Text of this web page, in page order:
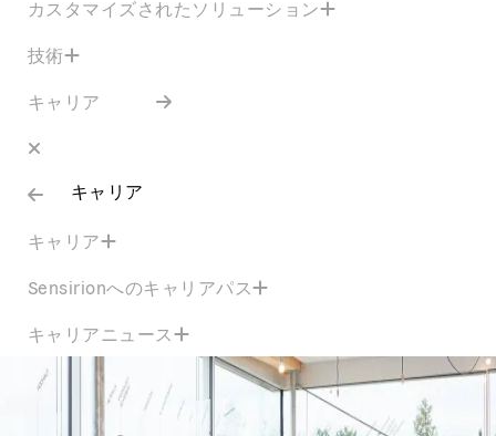
カスタマイズされたソリューション
技術
キャリア
キャリア
キャリア
Sensirionへのキャリアパス
キャリアニュース